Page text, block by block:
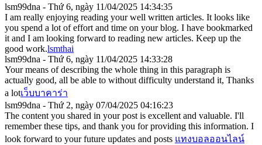
lsm99dna - Thứ 6, ngày 11/04/2025 14:34:35
I am really enjoying reading your well written articles. It looks like
you spend a lot of effort and time on your blog. I have bookmarked
it and I am looking forward to reading new articles. Keep up the
good work.lsmthai
lsm99dna - Thứ 6, ngày 11/04/2025 14:33:28
Your means of describing the whole thing in this paragraph is
actually good, all be able to without difficulty understand it, Thanks
a lotเว็บบาคาร่า
lsm99dna - Thứ 2, ngày 07/04/2025 04:16:23
The content you shared in your post is excellent and valuable. I'll
remember these tips, and thank you for providing this information. I
look forward to your future updates and posts แทงบอลออนไลน์